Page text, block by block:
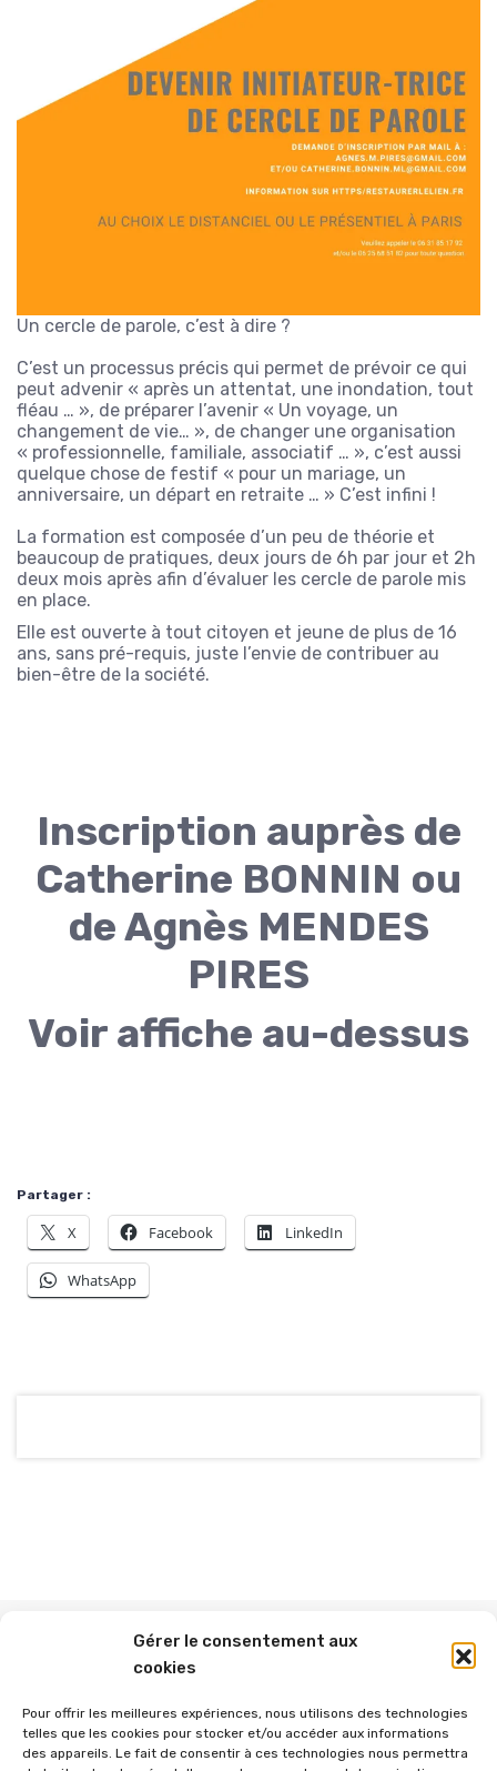
Gérer le consentement aux
cookies
Pour offrir les meilleures expériences, nous utilisons des technologies
telles que les cookies pour stocker et/ou accéder aux informations
des appareils. Le fait de consentir à ces technologies nous permettra
Un cercle de parole, c’est à dire ?
C’est un processus précis qui permet de prévoir ce qui
peut advenir « après un attentat, une inondation, tout
fléau … », de préparer l’avenir « Un voyage, un
changement de vie… », de changer une organisation
« professionnelle, familiale, associatif … », c’est aussi
quelque chose de festif « pour un mariage, un
anniversaire, un départ en retraite … » C’est infini !
La formation est composée d’un peu de théorie et
beaucoup de pratiques, deux jours de 6h par jour et 2h
deux mois après afin d’évaluer les cercle de parole mis
en place.
Elle est ouverte à tout citoyen et jeune de plus de 16
ans, sans pré-requis, juste l’envie de contribuer au
bien-être de la société.
Inscription auprès de
Catherine BONNIN ou
de Agnès MENDES
PIRES
Voir affiche au-dessus
Partager :
X Facebook LinkedIn
WhatsApp
Abonnez-vous à ce blog par e-mail.